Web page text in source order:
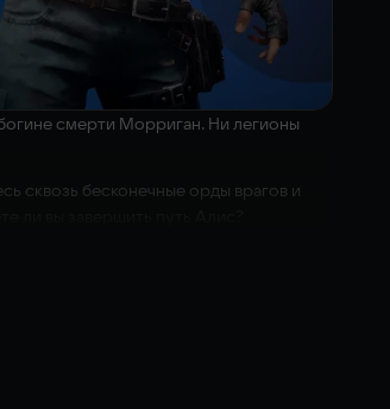
смерти Морриган. Ни легионы
сквозь бесконечные орды врагов и